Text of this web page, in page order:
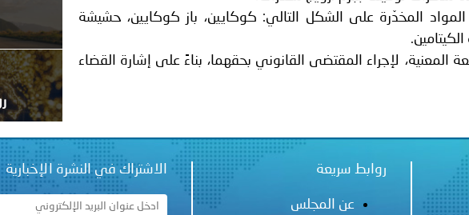
المخدّرة على الشكل التالي: كوكايين، باز كوكايين، حشيشة
لإجراء المقتضى القانوني بحقهما، بناءً على إشارة القضاء
روابط سريعة
عن المجلس
الاشتراك في النشرة الإخبارية